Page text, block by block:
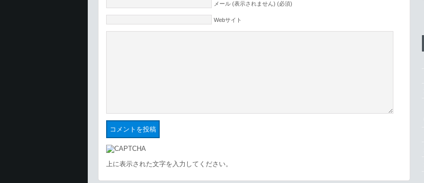
メール (表示されません) (必須)
Webサイト
上に表示された文字を入力してください。